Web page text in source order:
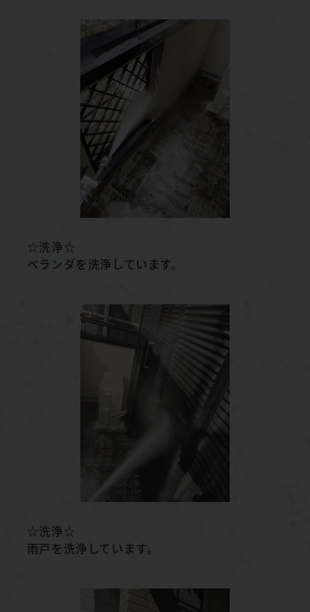
☆洗浄☆
ベランダを洗浄しています。
☆洗浄☆
雨戸を洗浄しています。